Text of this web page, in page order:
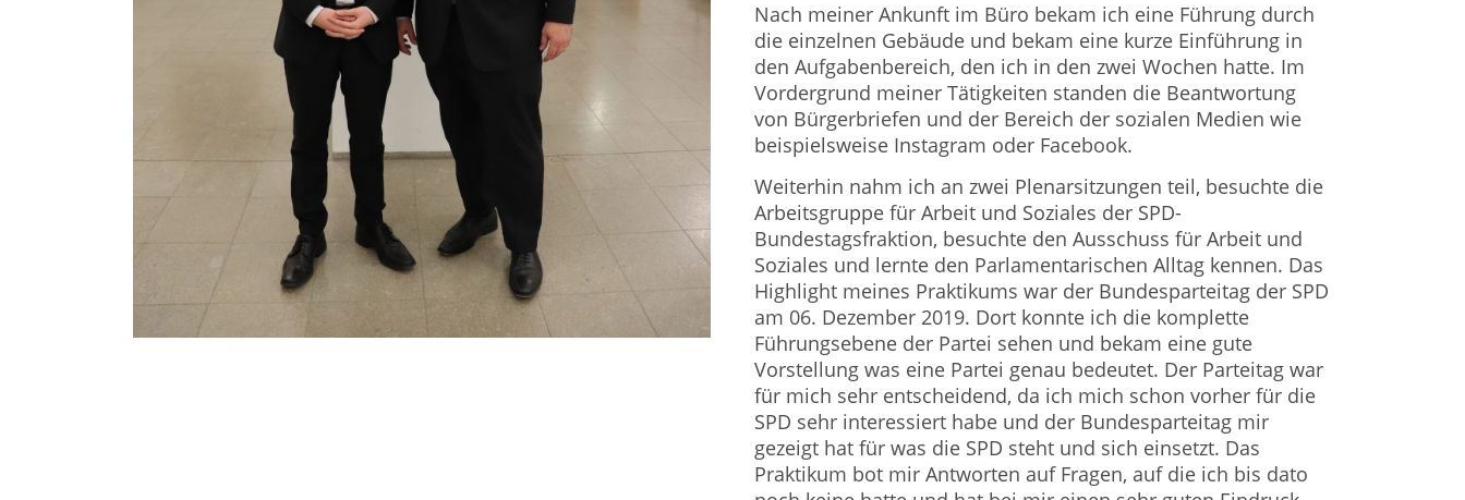
Nach meiner Ankunft im Büro bekam ich eine Führung durch
die einzelnen Gebäude und bekam eine kurze Einführung in
den Aufgabenbereich, den ich in den zwei Wochen hatte. Im
Vordergrund meiner Tätigkeiten standen die Beantwortung
von Bürgerbriefen und der Bereich der sozialen Medien wie
beispielsweise Instagram oder Facebook.
Weiterhin nahm ich an zwei Plenarsitzungen teil, besuchte die
Arbeitsgruppe für Arbeit und Soziales der SPD-
Bundestagsfraktion, besuchte den Ausschuss für Arbeit und
Soziales und lernte den Parlamentarischen Alltag kennen. Das
Highlight meines Praktikums war der Bundesparteitag der SPD
am 06. Dezember 2019. Dort konnte ich die komplette
Führungsebene der Partei sehen und bekam eine gute
Vorstellung was eine Partei genau bedeutet. Der Parteitag war
für mich sehr entscheidend, da ich mich schon vorher für die
SPD sehr interessiert habe und der Bundesparteitag mir
gezeigt hat für was die SPD steht und sich einsetzt. Das
Praktikum bot mir Antworten auf Fragen, auf die ich bis dato